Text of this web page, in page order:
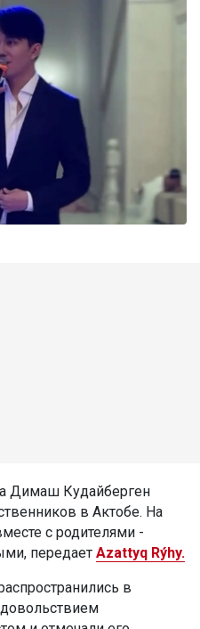
Димаш Кудайберген
в Актобе. На
с родителями -
передает Azattyq Rýhy.
в